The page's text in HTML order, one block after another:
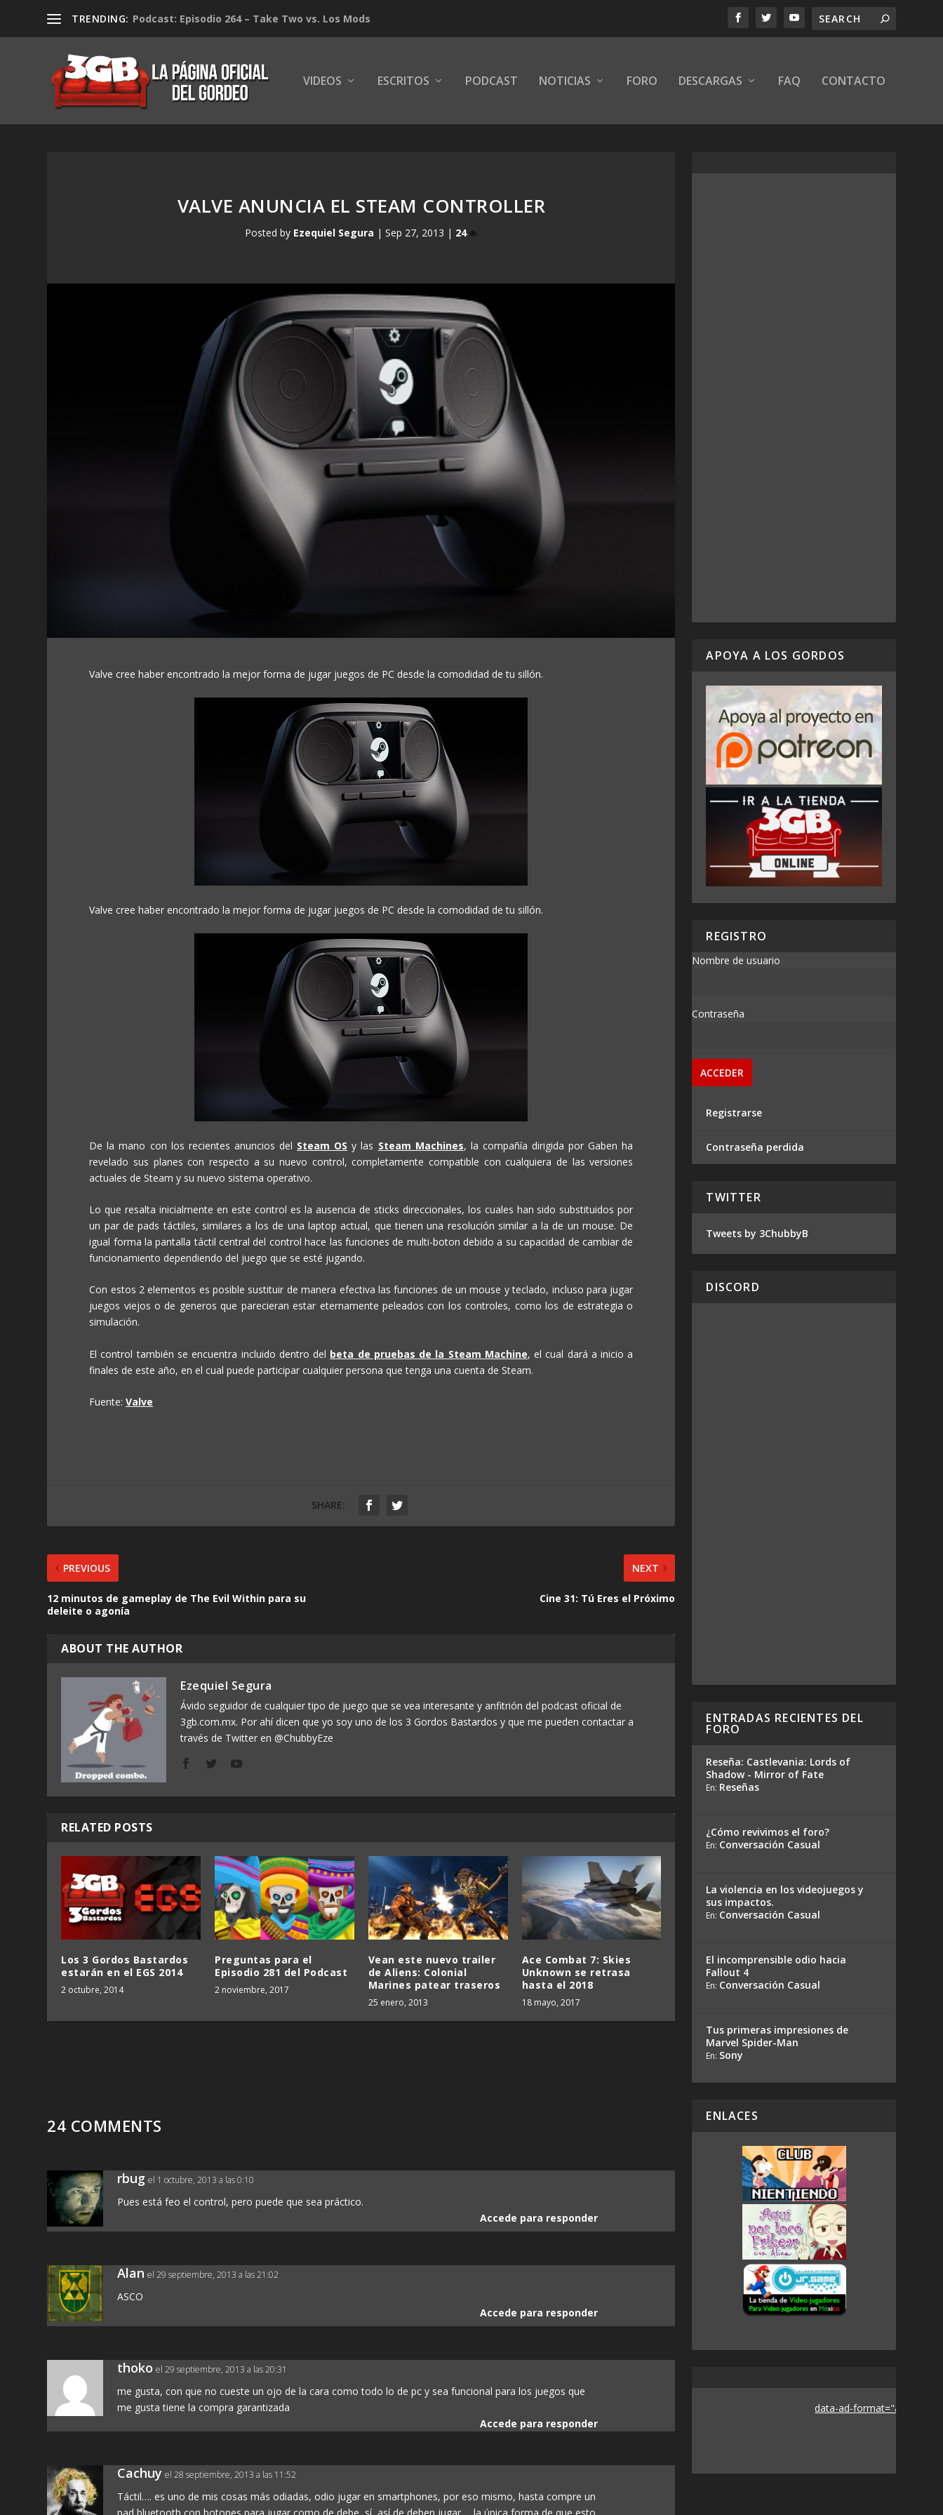
TRENDING: Podcast: Episodio 264 – Take Two vs. Los Mods
VIDEOS ESCRITOS PODCAST NOTICIAS FORO DESCARGAS FAQ CONTACTO
VALVE ANUNCIA EL STEAM CONTROLLER
Posted by Ezequiel Segura | Sep 27, 2013 | 24
Valve cree haber encontrado la mejor forma de jugar juegos de PC desde la comodidad de tu sillón.
Valve cree haber encontrado la mejor forma de jugar juegos de PC desde la comodidad de tu sillón.
De la mano con los recientes anuncios del Steam OS y las Steam Machines, la compañía dirigida por Gaben ha
revelado sus planes con respecto a su nuevo control, completamente compatible con cualquiera de las versiones
actuales de Steam y su nuevo sistema operativo.
Lo que resalta inicialmente en este control es la ausencia de sticks direccionales, los cuales han sido substituidos por
un par de pads táctiles, similares a los de una laptop actual, que tienen una resolución similar a la de un mouse. De
igual forma la pantalla táctil central del control hace las funciones de multi-boton debido a su capacidad de cambiar de
funcionamiento dependiendo del juego que se esté jugando.
Con estos 2 elementos es posible sustituir de manera efectiva las funciones de un mouse y teclado, incluso para jugar
juegos viejos o de generos que parecieran estar eternamente peleados con los controles, como los de estrategia o
simulación.
El control también se encuentra incluido dentro del beta de pruebas de la Steam Machine, el cual dará a inicio a
finales de este año, en el cual puede participar cualquier persona que tenga una cuenta de Steam.
Fuente:Valve
SHARE:
PREVIOUS
12 minutos de gameplay de The Evil Within para su
deleite o agonía
NEXT
Cine 31: Tú Eres el Próximo
ABOUT THE AUTHOR
Ezequiel Segura
Ávido seguidor de cualquier tipo de juego que se vea interesante y anfitrión del podcast oficial de
3gb.com.mx. Por ahí dicen que yo soy uno de los 3 Gordos Bastardos y que me pueden contactar a
través de Twitter en @ChubbyEze
RELATED POSTS
Los 3 Gordos Bastardos
estarán en el EGS 2014
2 octubre, 2014
Preguntas para el
Episodio 281 del Podcast
2 noviembre, 2017
Vean este nuevo trailer
de Aliens: Colonial
Marines patear traseros
25 enero, 2013
Ace Combat 7: Skies
Unknown se retrasa
hasta el 2018
18 mayo, 2017
24 COMMENTS
rbug el 1 octubre, 2013 a las 0:10
Pues está feo el control, pero puede que sea práctico.
Accede para responder
Alan el 29 septiembre, 2013 a las 21:02
ASCO
Accede para responder
thoko el 29 septiembre, 2013 a las 20:31
me gusta, con que no cueste un ojo de la cara como todo lo de pc y sea funcional para los juegos que
me gusta tiene la compra garantizada
Accede para responder
Cachuy el 28 septiembre, 2013 a las 11:52
Táctil…. es uno de mis cosas más odiadas, odio jugar en smartphones, por eso mismo, hasta compre un
APOYA A LOS GORDOS
REGISTRO
Nombre de usuario
Contraseña
Registrarse
Contraseña perdida
TWITTER
Tweets by 3ChubbyB
DISCORD
ENTRADAS RECIENTES DEL
FORO
Reseña: Castlevania: Lords of
Shadow - Mirror of Fate
En: Reseñas
¿Cómo revivimos el foro?
En: Conversación Casual
La violencia en los videojuegos y
sus impactos.
En: Conversación Casual
El incomprensible odio hacia
Fallout 4
En: Conversación Casual
Tus primeras impresiones de
Marvel Spider-Man
En: Sony
ENLACES
data-ad-format="auto">